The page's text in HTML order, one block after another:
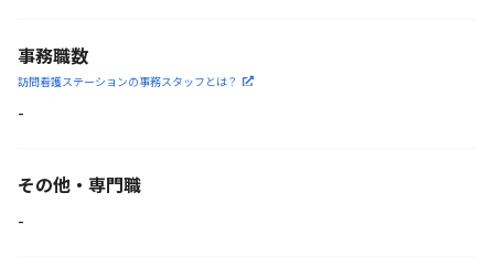
事務職数
訪問看護ステーションの事務スタッフとは？
-
その他・専門職
-